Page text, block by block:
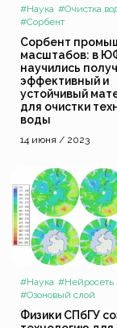
#Наука #Очистка
#Сорбент
Сорбент
масштабов: в
научились
эффективный и
устойчивый
для очистки
воды
14 июня / 2023
#Наука #Нейросеть
#Озоновый слой
Физики СПбГУ